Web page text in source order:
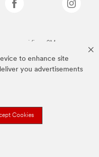
to enhance site
you advertisements
Cookies
firmy 3M.